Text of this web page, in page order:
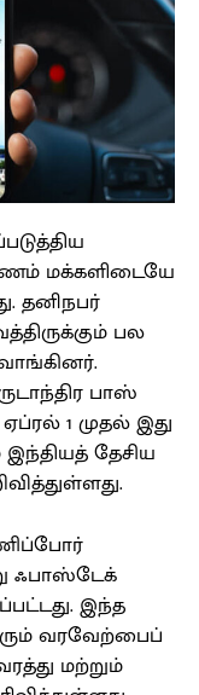
மக்களிடையே
தனிநபர்
பல
பாஸ்
1 முதல் இது
தேசிய
ஃபாஸ்டேக்
இந்த
வரவேற்பைப்
மற்றும்